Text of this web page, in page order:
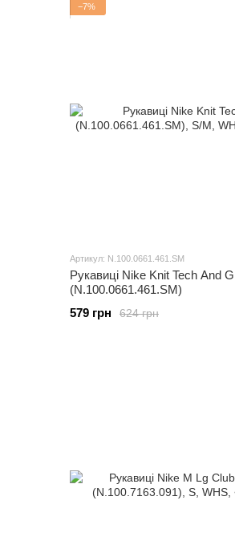
−7%
Артикул: N.100.0661.461.SM
Рукавиці Nike Knit Tech And
(N.100.0661.461.SM)
624 грн
579 грн